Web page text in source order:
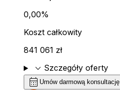
0,00%
Koszt całkowity
841 061 zł
expand_more Szczegóły oferty
calendar_month Umów darmową konsultację